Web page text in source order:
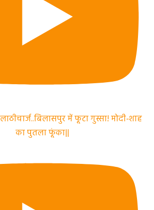
में फूटा गुस्सा! मोदी-शाह
का पुतला फूंका||